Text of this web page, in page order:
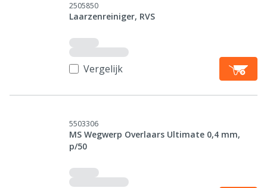
2505850
Laarzenreiniger, RVS
Vergelijk
5503306
MS Wegwerp Overlaars Ultimate 0,4 mm,
p/50